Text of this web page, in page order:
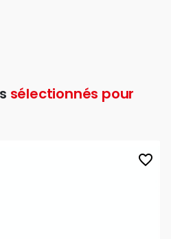
sélectionnés pour
favorite_border